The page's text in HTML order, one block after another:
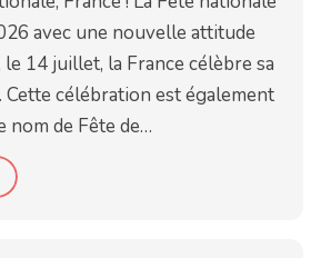
avec une nouvelle attitude
le 14 juillet, la France célèbre sa
Cette célébration est également
nom de Fête de…